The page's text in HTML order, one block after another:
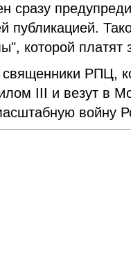
сразу
публикацией.
которой
священники РПЦ,
III и везут в
войну